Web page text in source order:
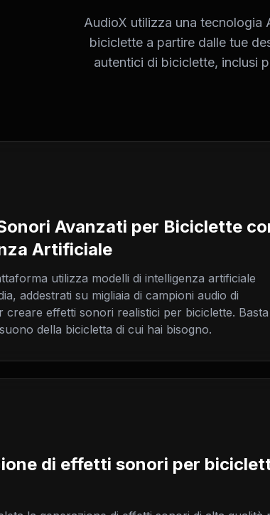
AudioX utilizza una tecnologia
biciclette a partire dalle tue
autentici di biciclette, inclusi
Avanzati per Biciclette
Artificiale
utilizza modelli di intelligenza artificiale
addestrati su migliaia di campioni audio di
creare effetti sonori realistici per biciclette. Basta
della bicicletta di cui hai bisogno.
di effetti sonori per